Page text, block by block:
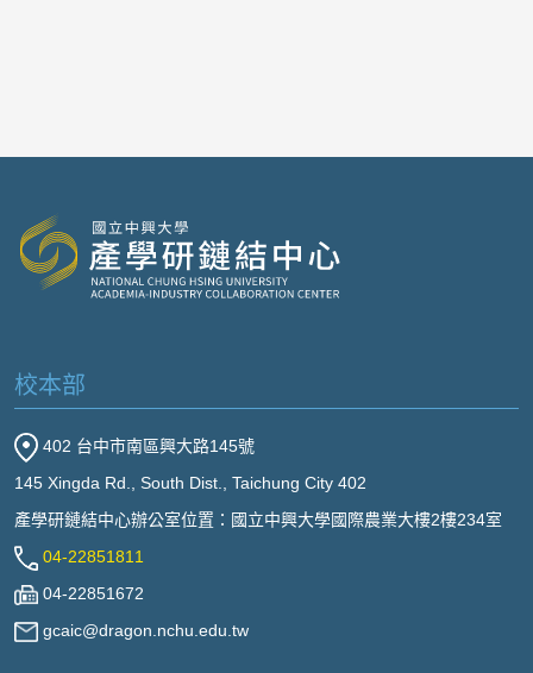
校本部
402 台中市南區興大路145號
145 Xingda Rd., South Dist., Taichung City 402
產學研鏈結中心辦公室位置：國立中興大學國際農業大樓2樓234室
04-22851811
04-22851672
gcaic@dragon.nchu.edu.tw